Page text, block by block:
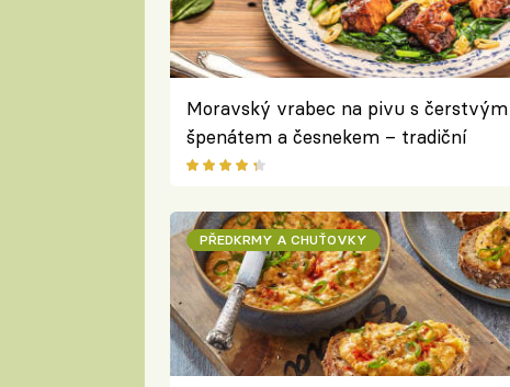
Moravský vrabec na pivu s čerstvým
špenátem a česnekem – tradiční
recept na poctivý český oběd
PŘEDKRMY A CHUŤOVKY